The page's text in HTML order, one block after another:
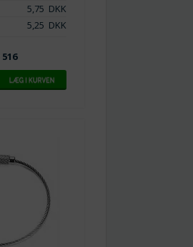
5,75 DKK
5,25 DKK
516